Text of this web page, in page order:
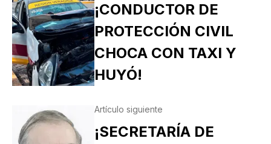
¡CONDUCTOR DE
PROTECCIÓN CIVIL
CHOCA CON TAXI Y
HUYÓ!
Artículo siguiente
¡SECRETARÍA DE